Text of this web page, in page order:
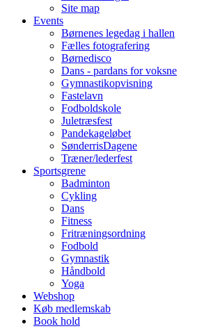
Site map
Events
Børnenes legedag i hallen
Fælles fotografering
Børnedisco
Dans - pardans for voksne
Gymnastikopvisning
Fastelavn
Fodboldskole
Juletræsfest
Pandekageløbet
SønderrisDagene
Træner/lederfest
Sportsgrene
Badminton
Cykling
Dans
Fitness
Fritræningsordning
Fodbold
Gymnastik
Håndbold
Yoga
Webshop
Køb medlemskab
Book hold